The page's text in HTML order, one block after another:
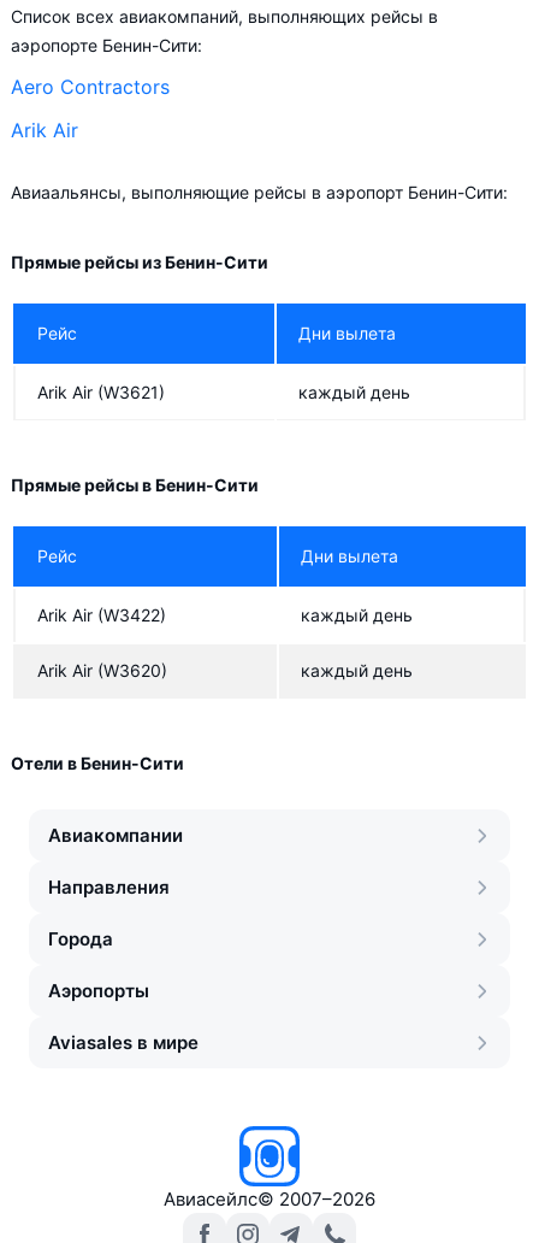
Список всех авиакомпаний, выполняющих рейсы в
аэропорте Бенин-Сити:
Aero Contractors
Arik Air
Авиаальянсы, выполняющие рейсы в аэропорт Бенин-Сити:
Прямые рейсы из Бенин-Сити
Рейс Дни вылета
Arik Air (W3621) каждый день
Прямые рейсы в Бенин-Сити
Рейс Дни вылета
Arik Air (W3422) каждый день
Arik Air (W3620) каждый день
Отели в Бенин-Сити
Авиакомпании
Направления
Города
Аэропорты
Aviasales в мире
Авиасейлс© 2007–2026